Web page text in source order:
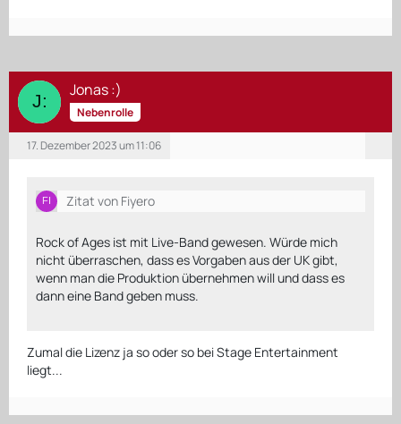
Jonas :)
Nebenrolle
17. Dezember 2023 um 11:06
Zitat von Fiyero
Rock of Ages ist mit Live-Band gewesen. Würde mich
nicht überraschen, dass es Vorgaben aus der UK gibt,
wenn man die Produktion übernehmen will und dass es
dann eine Band geben muss.
Zumal die Lizenz ja so oder so bei Stage Entertainment
liegt...